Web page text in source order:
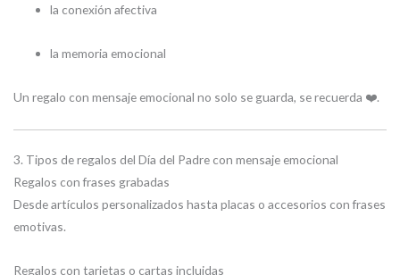
la conexión afectiva
la memoria emocional
Un regalo con mensaje emocional no solo se guarda, se recuerda ❤️.
3. Tipos de regalos del Día del Padre con mensaje emocional
Regalos con frases grabadas
Desde artículos personalizados hasta placas o accesorios con frases
emotivas.
Regalos con tarjetas o cartas incluidas